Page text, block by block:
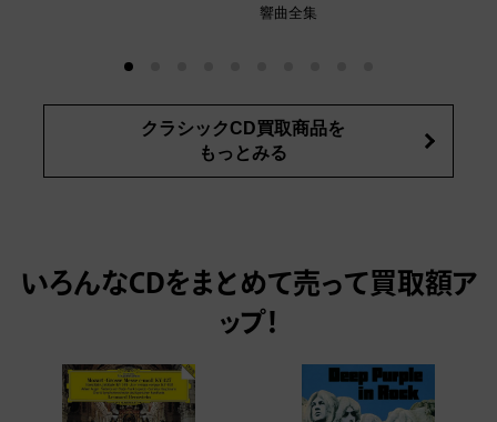
響曲全集
クラシックCD買取商品を
もっとみる
いろんなCDをまとめて売って買取額ア
ップ！